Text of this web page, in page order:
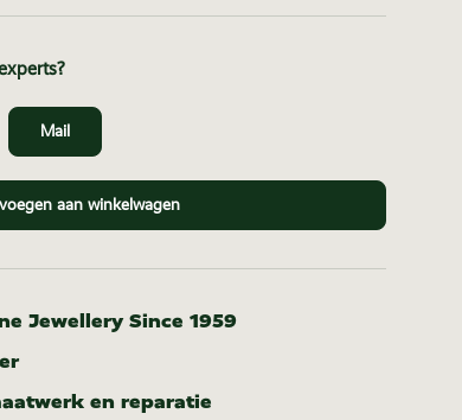
Mail
aan winkelwagen
Jewellery Since 1959
en reparatie